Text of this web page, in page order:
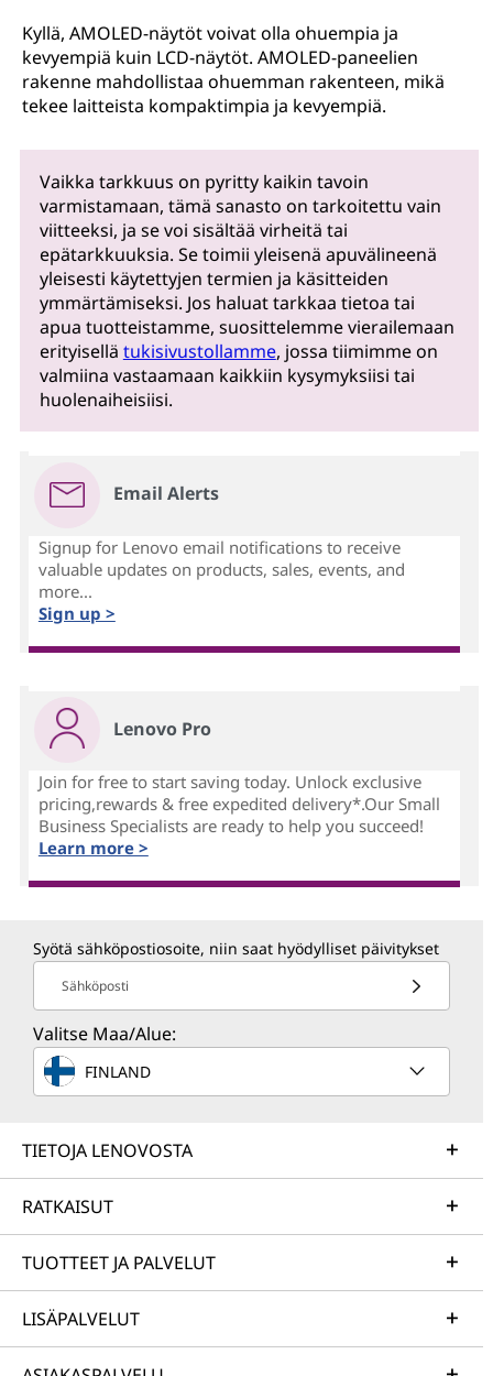
Kyllä, AMOLED-näytöt voivat olla ohuempia ja
kevyempiä kuin LCD-näytöt. AMOLED-paneelien
rakenne mahdollistaa ohuemman rakenteen, mikä
tekee laitteista kompaktimpia ja kevyempiä.
Vaikka tarkkuus on pyritty kaikin tavoin
varmistamaan, tämä sanasto on tarkoitettu vain
viitteeksi, ja se voi sisältää virheitä tai
epätarkkuuksia. Se toimii yleisenä apuvälineenä
yleisesti käytettyjen termien ja käsitteiden
ymmärtämiseksi. Jos haluat tarkkaa tietoa tai
apua tuotteistamme, suosittelemme vierailemaan
erityisellä tukisivustollamme, jossa tiimimme on
valmiina vastaamaan kaikkiin kysymyksiisi tai
huolenaiheisiisi.
Email Alerts
Signup for Lenovo email notifications to receive
valuable updates on products, sales, events, and
more...
Sign up >
Lenovo Pro
Join for free to start saving today. Unlock exclusive
pricing,rewards & free expedited delivery*.Our Small
Business Specialists are ready to help you succeed!
Learn more >
Syötä sähköpostiosoite, niin saat hyödylliset päivitykset
Sähköposti
Valitse Maa/Alue:
FINLAND
TIETOJA LENOVOSTA
RATKAISUT
TUOTTEET JA PALVELUT
LISÄPALVELUT